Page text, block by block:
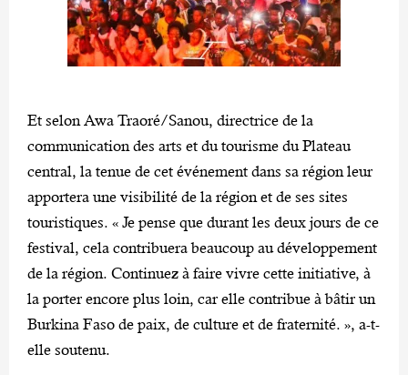
Et selon Awa Traoré/Sanou, directrice de la
communication des arts et du tourisme du Plateau
central, la tenue de cet événement dans sa région leur
apportera une visibilité de la région et de ses sites
touristiques. « Je pense que durant les deux jours de ce
festival, cela contribuera beaucoup au développement
de la région. Continuez à faire vivre cette initiative, à
la porter encore plus loin, car elle contribue à bâtir un
Burkina Faso de paix, de culture et de fraternité. », a-t-
elle soutenu.